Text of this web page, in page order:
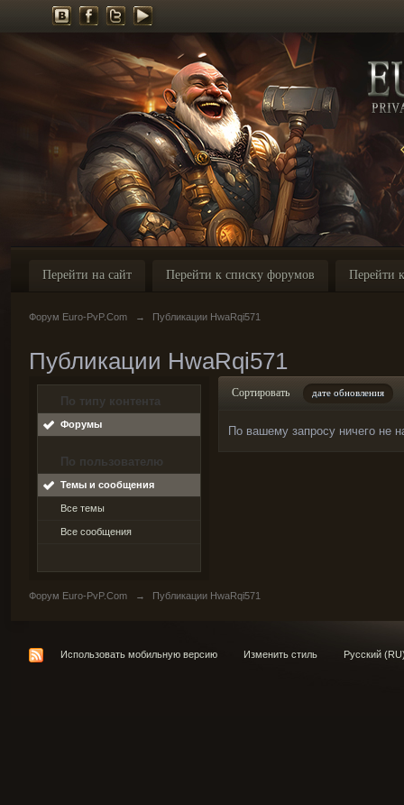
Перейти на сайт Перейти к списку форумов Перейти
Форум Euro-PvP.Com → Публикации HwaRqi571
Публикации HwaRqi571
По типу контента
Форумы
По пользователю
Темы и сообщения
Все темы
Все сообщения
Сортировать дате обновления
По вашему запросу ничего не
Форум Euro-PvP.Com → Публикации HwaRqi571
Использовать мобильную версию Изменить стиль Русский